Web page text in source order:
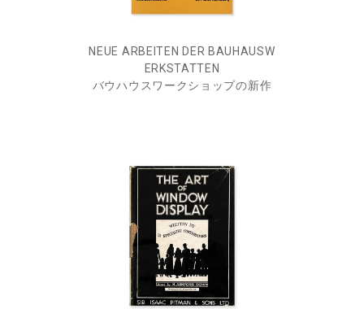
NEUE ARBEITEN DER BAUHAUSW
ERKSTATTEN
バウハウスワークショップの新作